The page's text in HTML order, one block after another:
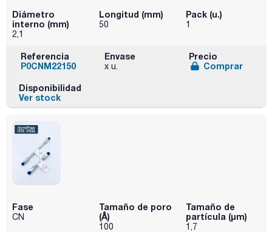
Diámetro
interno (mm)
2,1
Longitud (mm)
50
Pack (u.)
1
Referencia
P0CNM22150
Envase
x u.
Precio
Comprar
Disponibilidad
Ver stock
Fase
CN
Tamaño de poro
(Å)
100
Tamaño de
partícula (μm)
1,7